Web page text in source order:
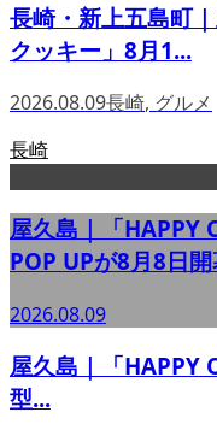
長崎・新上五島町
クッキー」8月1...
2026.08.09長崎, グルメ
長崎
屋久島｜「HAPPY
POP UPが8月8日
2026.08.09
屋久島｜「HAPPY
型...